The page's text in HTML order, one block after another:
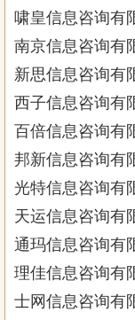
啸皇信息咨询有
南京信息咨询有
新思信息咨询有
西子信息咨询有
百倍信息咨询有
邦新信息咨询有
光特信息咨询有
天运信息咨询有
通玛信息咨询有
理佳信息咨询有
士网信息咨询有